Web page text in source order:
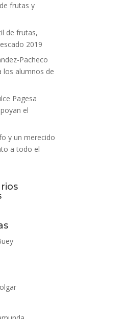
frutas y
de frutas,
2019
Pacheco
los alumnos de
Pagesa
el
y un merecido
a todo el